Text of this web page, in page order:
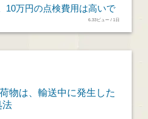
10万円の点検費用は高いで
6.33ビュー / 1日
物は、輸送中に発生した
法